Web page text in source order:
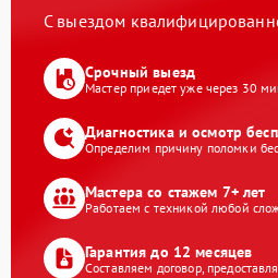
С выездом
Срочный выезд
Мастер приедет уже через 30
Диагностика и осмотр
Определим причину поломки
Мастера со стажем 7+ лет
Работаем с техникой любой
Гарантия до 12 месяцев
Составляем договор,